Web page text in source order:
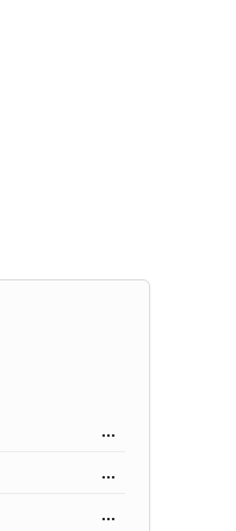
...
...
...